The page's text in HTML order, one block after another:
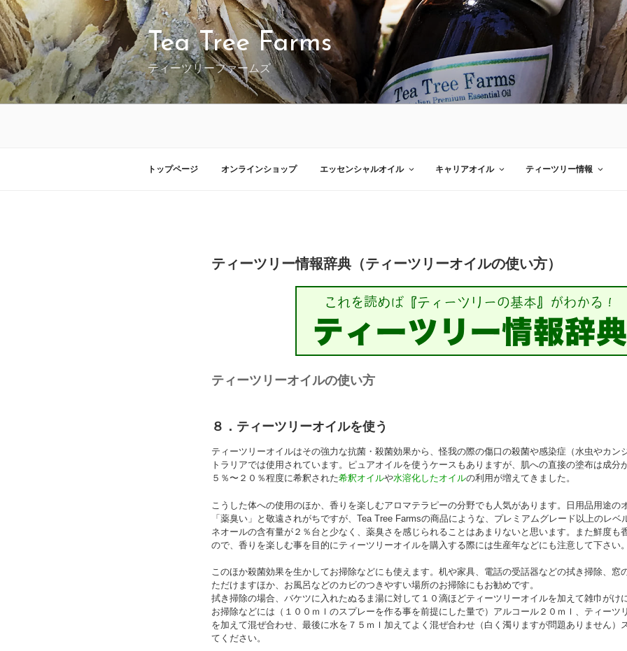
コ
ン
テ
ン
ツ
へ
ス
キ
Tea Tree Farms
ティーツリーファームズ
トップページ オンラインショップ エッセンシャルオイル キャリアオイル ティーツリー情報
稿
日:
ティーツリー情報辞典（ティーツリーオイルの使い方）
ティーツリーオイルの使い方
８．ティーツリーオイルを使う
ティーツリーオイルはその強力な抗菌・殺菌効果から、怪我の際の傷口の殺菌や感染症（水虫やカン
トラリアでは使用されています。ピュアオイルを使うケースもありますが、肌への直接の塗布は成分
５％〜２０％程度に希釈された希釈オイルや水溶化したオイルの利用が増えてきました。
こうした体への使用のほか、香りを楽しむアロマテラピーの分野でも人気があります。日用品用途の
「薬臭い」と敬遠されがちですが、Tea Tree Farmsの商品にような、プレミアムグレード以上のレベ
ネオールの含有量が２％台と少なく、薬臭さを感じられることはあまりないと思います。また鮮度も
ので、香りを楽しむ事を目的にティーツリーオイルを購入する際には生産年などにも注意して下さい。
このほか殺菌効果を生かしてお掃除などにも使えます。机や家具、電話の受話器などの拭き掃除、窓
ただけますほか、お風呂などのカビのつきやすい場所のお掃除にもお勧めです。
拭き掃除の場合、バケツに入れたぬるま湯に対して１０滴ほどティーツリーオイルを加えて雑巾がけ
お掃除などには（１００ｍｌのスプレーを作る事を前提にした量で）アルコール２０ｍｌ、ティーツ
を加えて混ぜ合わせ、最後に水を７５ｍｌ加えてよく混ぜ合わせ（白く濁りますが問題ありません）
てください。